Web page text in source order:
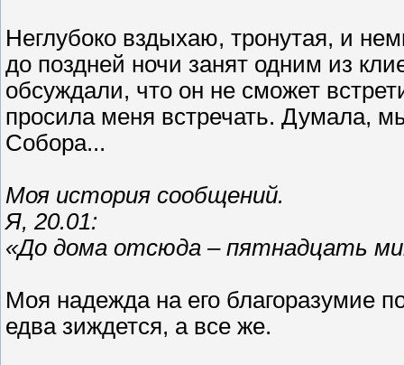
Неглубоко вздыхаю, тронутая, и
до поздней ночи занят одним из
обсуждали, что он не сможет
просила меня встречать. Думала,
Собора...
Моя история сообщений.
Я, 20.01:
«До дома отсюда – пятнадцать
Моя надежда на его благоразумие
едва зиждется, а все же.